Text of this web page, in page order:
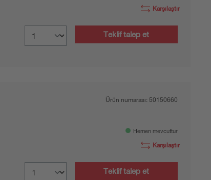
Karşılaştır
Teklif talep et
Ürün numarası: 50150660
Hemen mevcuttur
Karşılaştır
Teklif talep et